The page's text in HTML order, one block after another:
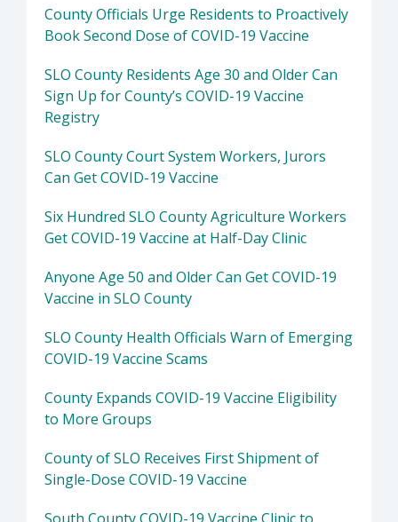
County Officials Urge Residents to Proactively
Book Second Dose of COVID-19 Vaccine
SLO County Residents Age 30 and Older Can
Sign Up for County’s COVID-19 Vaccine
Registry
SLO County Court System Workers, Jurors
Can Get COVID-19 Vaccine
Six Hundred SLO County Agriculture Workers
Get COVID-19 Vaccine at Half-Day Clinic
Anyone Age 50 and Older Can Get COVID-19
Vaccine in SLO County
SLO County Health Officials Warn of Emerging
COVID-19 Vaccine Scams
County Expands COVID-19 Vaccine Eligibility
to More Groups
County of SLO Receives First Shipment of
Single-Dose COVID-19 Vaccine